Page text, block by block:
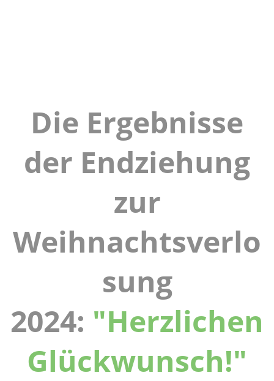
Die Ergebnisse
der Endziehung
zur
Weihnachtsverlo
sung
2024: "Herzlichen
Glückwunsch!"